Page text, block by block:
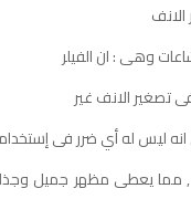
وهى : ان الفيلر
تصغير الانف غير
يعطى مظهر جميل